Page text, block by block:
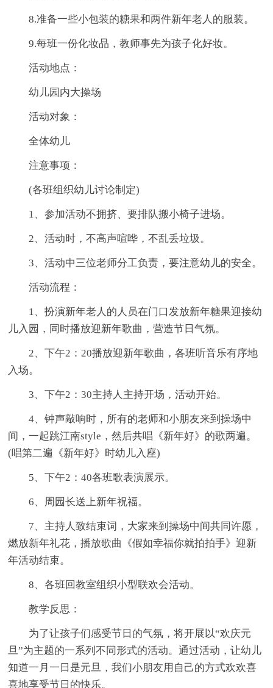
8.准备一些小包装的糖果和两件新年老人的服装。
9.每班一份化妆品，教师事先为孩子化好妆。
活动地点：
幼儿园内大操场
活动对象：
全体幼儿
注意事项：
(各班组织幼儿讨论制定)
1、参加活动不拥挤、要排队搬小椅子进场。
2、活动时，不高声喧哗，不乱丢垃圾。
3、活动中三位老师分工负责，要注意幼儿的安全。
活动流程：
1、扮演新年老人的人员在门口发放新年糖果迎接幼
儿入园，同时播放迎新年歌曲，营造节日气氛。
2、下午2：20播放迎新年歌曲，各班听音乐有序地
入场。
3、下午2：30主持人主持开场，活动开始。
4、钟声敲响时，所有的老师和小朋友来到操场中
间，一起跳江南style，然后共唱《新年好》的歌两遍。
(唱第二遍《新年好》时幼儿入座)
5、下午2：40各班歌表演展示。
6、周园长送上新年祝福。
7、主持人致结束词，大家来到操场中间共同许愿，
燃放新年礼花，播放歌曲《假如幸福你就拍拍手》迎新
年活动结束。
8、各班回教室组织小型联欢会活动。
教学反思：
为了让孩子们感受节日的气氛，将开展以“欢庆元
旦”为主题的一系列不同形式的活动。通过活动，让幼儿
知道一月一日是元旦，我们小朋友用自己的方式欢欢喜
喜地享受节日的快乐。